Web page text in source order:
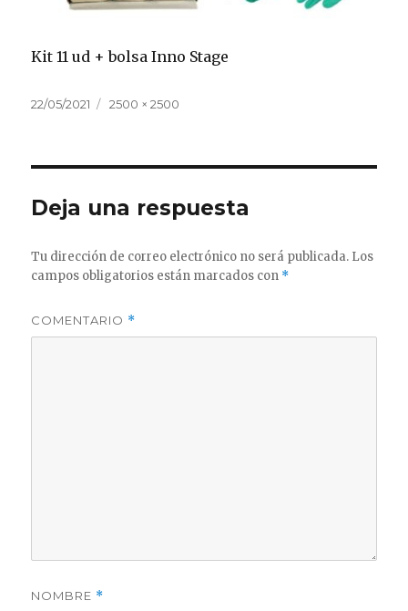
Kit 11 ud + bolsa Inno Stage
Publicado
22/05/2021
Tamaño
2500 × 2500
Deja una respuesta
Tu dirección de correo electrónico no será publicada. Los
campos obligatorios están marcados con *
COMENTARIO *
NOMBRE *